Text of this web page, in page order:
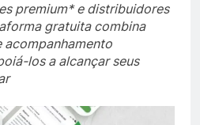
premium* e distribuidores
gratuita combina
los a alcançar seus